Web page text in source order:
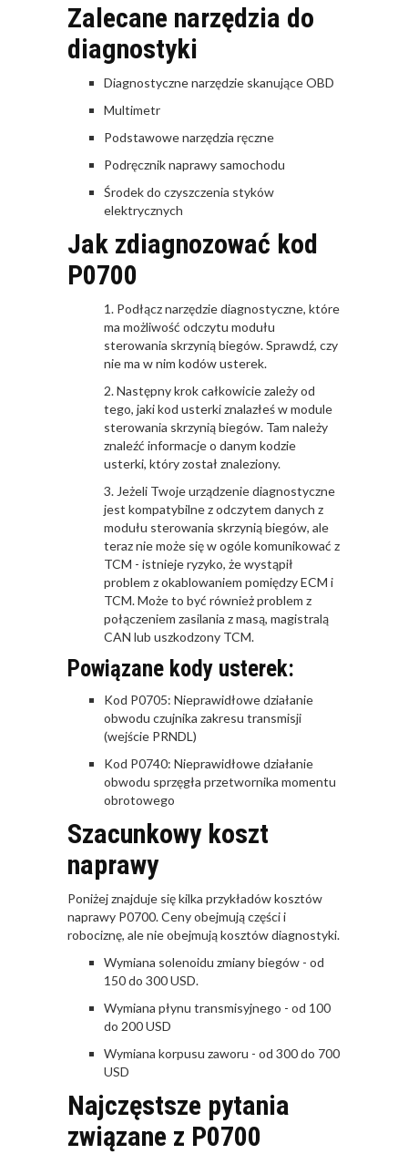
Zalecane narzędzia do
diagnostyki
Diagnostyczne narzędzie skanujące OBD
Multimetr
Podstawowe narzędzia ręczne
Podręcznik naprawy samochodu
Środek do czyszczenia styków
elektrycznych
Jak zdiagnozować kod
P0700
Podłącz narzędzie diagnostyczne, które
ma możliwość odczytu modułu
sterowania skrzynią biegów. Sprawdź, czy
nie ma w nim kodów usterek.
Następny krok całkowicie zależy od
tego, jaki kod usterki znalazłeś w module
sterowania skrzynią biegów. Tam należy
znaleźć informacje o danym kodzie
usterki, który został znaleziony.
Jeżeli Twoje urządzenie diagnostyczne
jest kompatybilne z odczytem danych z
modułu sterowania skrzynią biegów, ale
teraz nie może się w ogóle komunikować z
TCM - istnieje ryzyko, że wystąpił
problem z okablowaniem pomiędzy ECM i
TCM. Może to być również problem z
połączeniem zasilania z masą, magistralą
CAN lub uszkodzony TCM.
Powiązane kody usterek:
Kod P0705: Nieprawidłowe działanie
obwodu czujnika zakresu transmisji
(wejście PRNDL)
Kod P0740: Nieprawidłowe działanie
obwodu sprzęgła przetwornika momentu
obrotowego
Szacunkowy koszt
naprawy
Poniżej znajduje się kilka przykładów kosztów
naprawy P0700. Ceny obejmują części i
robociznę, ale nie obejmują kosztów diagnostyki.
Wymiana solenoidu zmiany biegów - od
150 do 300 USD.
Wymiana płynu transmisyjnego - od 100
do 200 USD
Wymiana korpusu zaworu - od 300 do 700
USD
Najczęstsze pytania
związane z P0700